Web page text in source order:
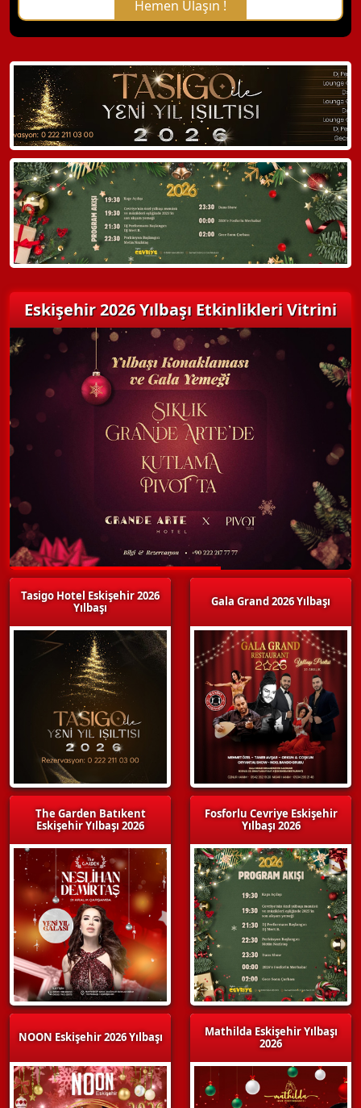
Hemen Ulaşın !
X Kapat
WhatsApp ile Bilgi Alın
Hemen Arayın
Detaylı Bilgi Alın
Eskişehir 2026 Yılbaşı Etkinlikleri Vitrini
Tasigo Hotel Eskişehir 2026
Yılbaşı
The Garden Batıkent
Eskişehir Yılbaşı 2026
NOON Eskişehir 2026 Yılbaşı
Gala Grand 2026 Yılbaşı
Fosforlu Cevriye Eskişehir
Yılbaşı 2026
Mathilda Eskişehir Yılbaşı
2026